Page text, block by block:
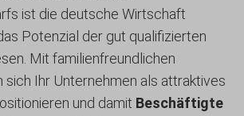
ist die deutsche Wirtschaft
Potenzial der gut qualifizierten
Mit familienfreundlichen
sich Ihr Unternehmen als attraktives
und damit Beschäftigte